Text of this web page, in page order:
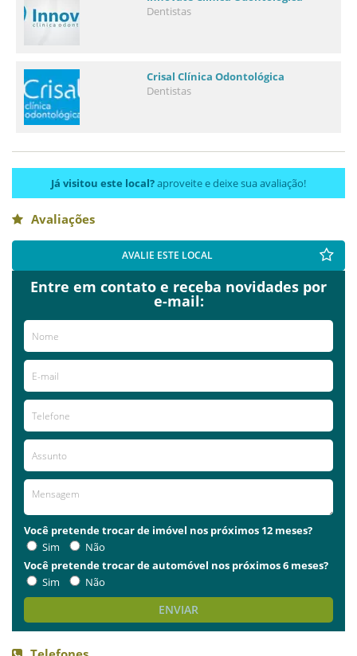
Dentistas
Crisal Clínica Odontológica
Dentistas
Já visitou este local?aproveite e deixe sua avaliação!
Avaliações
AVALIE ESTE LOCAL
Entre em contato e receba novidades por
e-mail:
Você pretende trocar de imóvel nos próximos 12 meses?
Sim
Não
Você pretende trocar de automóvel nos próximos 6 meses?
Sim
Não
ENVIAR